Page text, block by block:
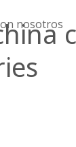
nosotros